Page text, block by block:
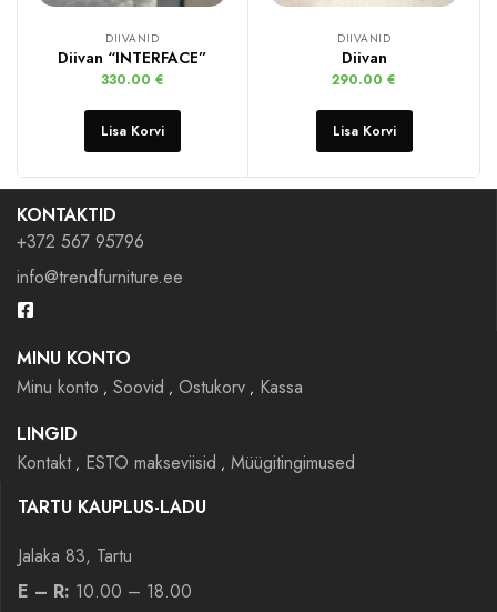
DIIVANID
Diivan “INTERFACE”
330.00 €
Lisa Korvi
DIIVANID
Diivan
290.00 €
Lisa Korvi
KONTAKTID
+372 567 95796
info@trendfurniture.ee
MINU KONTO
Minu konto
Soovid Ostukorv
Kassa
LINGID
Kontakt
ESTO makseviisid
Müügitingimused
TARTU KAUPLUS-LADU
Jalaka 83, Tartu
E – R: 10.00 – 18.00